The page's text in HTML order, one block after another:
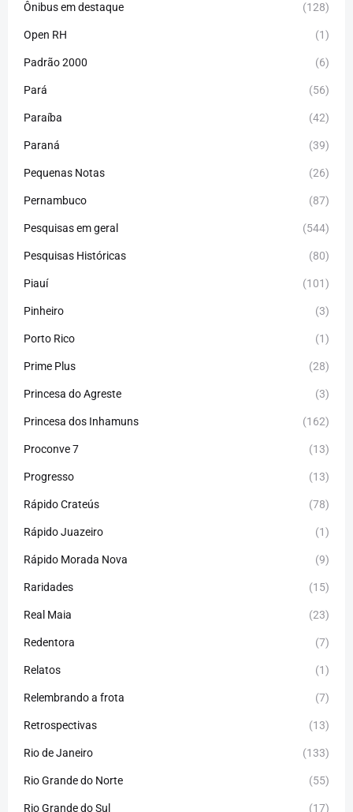
Ônibus em destaque (128)
Open RH (1)
Padrão 2000 (6)
Pará (56)
Paraíba (42)
Paraná (39)
Pequenas Notas (26)
Pernambuco (87)
Pesquisas em geral (544)
Pesquisas Históricas (80)
Piauí (101)
Pinheiro (3)
Porto Rico (1)
Prime Plus (28)
Princesa do Agreste (3)
Princesa dos Inhamuns (162)
Proconve 7 (13)
Progresso (13)
Rápido Crateús (78)
Rápido Juazeiro (1)
Rápido Morada Nova (9)
Raridades (15)
Real Maia (23)
Redentora (7)
Relatos (1)
Relembrando a frota (7)
Retrospectivas (13)
Rio de Janeiro (133)
Rio Grande do Norte (55)
Rio Grande do Sul (17)